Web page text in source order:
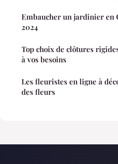
Embaucher un jardinier en
2024
Top choix de clôtures
à vos besoins
Les fleuristes en ligne à
des fleurs